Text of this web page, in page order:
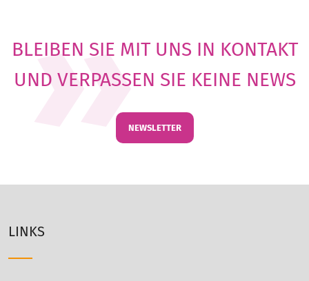
BLEIBEN SIE MIT UNS IN KONTAKT
UND VERPASSEN SIE KEINE NEWS
NEWSLETTER
LINKS